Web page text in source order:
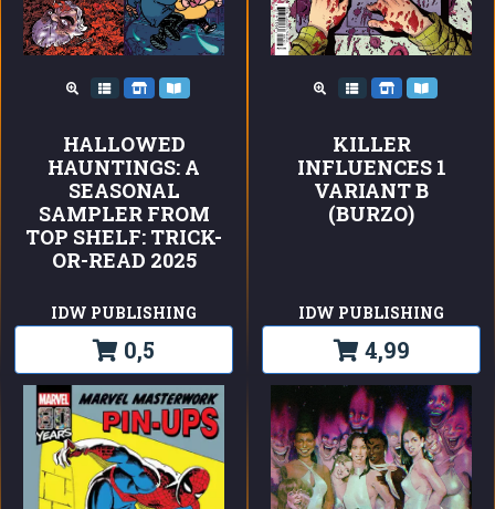
HALLOWED
HAUNTINGS: A
SEASONAL
SAMPLER FROM
TOP SHELF: TRICK-
OR-READ 2025
IDW PUBLISHING
0,5
KILLER
INFLUENCES 1
VARIANT B
(BURZO)
IDW PUBLISHING
4,99